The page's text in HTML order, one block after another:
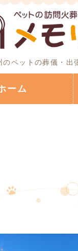
のペットの葬儀・
ーム